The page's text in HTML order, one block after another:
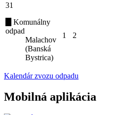
31
Komunálny
odpad
Malachov
(Banská
Bystrica)
1 2
Kalendár zvozu odpadu
Mobilná aplikácia